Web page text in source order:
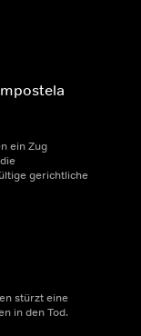
ein Zug
gerichtliche
stürzt eine
in den Tod.